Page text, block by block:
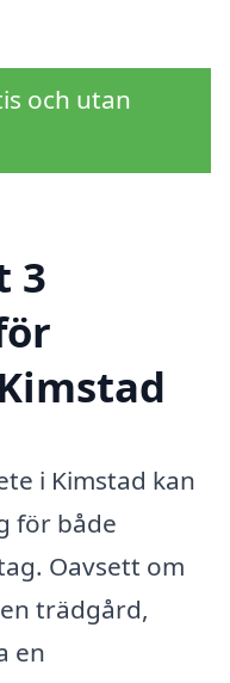
och utan
3
i Kimstad kan
för både
Oavsett om
trädgård,
en